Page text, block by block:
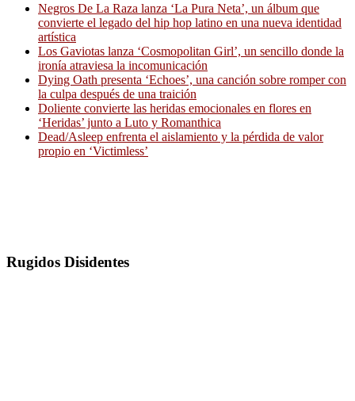
Negros De La Raza lanza ‘La Pura Neta’, un álbum que
convierte el legado del hip hop latino en una nueva identidad
artística
Los Gaviotas lanza ‘Cosmopolitan Girl’, un sencillo donde la
ironía atraviesa la incomunicación
Dying Oath presenta ‘Echoes’, una canción sobre romper con
la culpa después de una traición
Doliente convierte las heridas emocionales en flores en
‘Heridas’ junto a Luto y Romanthica
Dead/Asleep enfrenta el aislamiento y la pérdida de valor
propio en ‘Victimless’
Rugidos Disidentes